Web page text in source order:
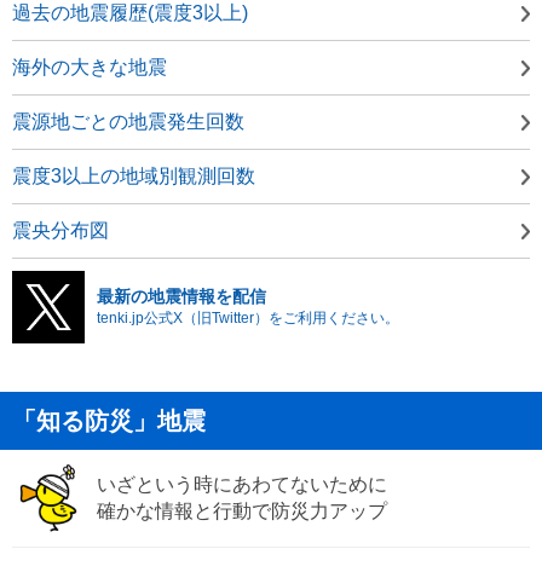
過去の地震履歴(震度3以上)
海外の大きな地震
震源地ごとの地震発生回数
震度3以上の地域別観測回数
震央分布図
最新の地震情報を配信
tenki.jp公式X（旧Twitter）をご利用ください。
「知る防災」地震
いざという時にあわてないために
確かな情報と行動で防災力アップ